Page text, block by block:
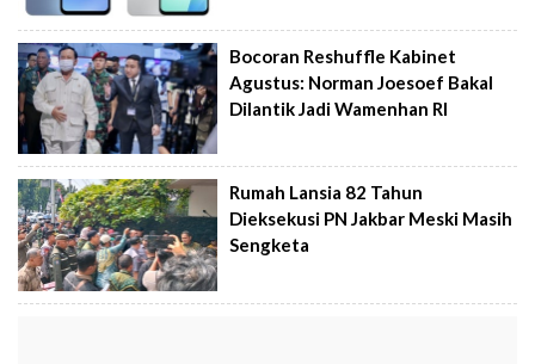
Bocoran Reshuffle Kabinet
Agustus: Norman Joesoef Bakal
Dilantik Jadi Wamenhan RI
Rumah Lansia 82 Tahun
Dieksekusi PN Jakbar Meski Masih
Sengketa